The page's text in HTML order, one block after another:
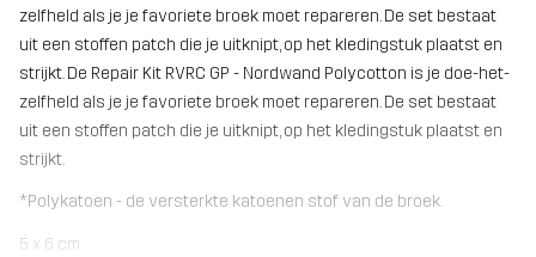
zelfheld als je je favoriete broek moet repareren. De set bestaat
uit een stoffen patch die je uitknipt, op het kledingstuk plaatst en
strijkt. De Repair Kit RVRC GP - Nordwand Polycotton is je doe-het-
zelfheld als je je favoriete broek moet repareren. De set bestaat
uit een stoffen patch die je uitknipt, op het kledingstuk plaatst en
strijkt.
*Polykatoen - de versterkte katoenen stof van de broek.
5 x 6 cm